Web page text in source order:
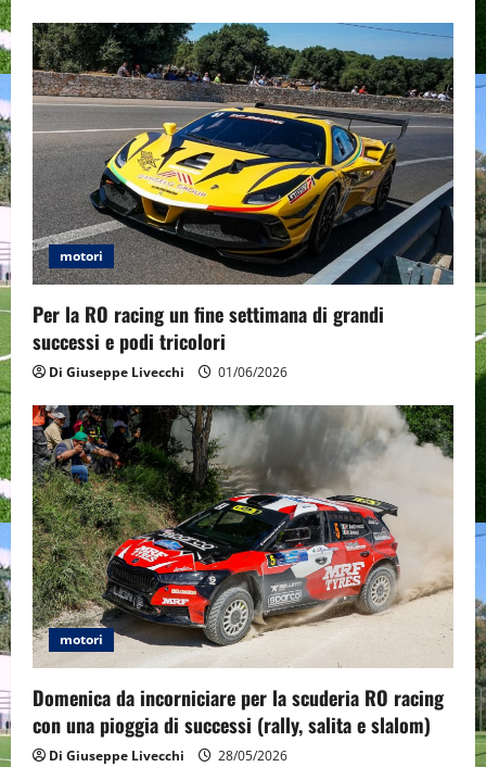
motori
Per la RO racing un fine settimana di grandi
successi e podi tricolori
Di Giuseppe Livecchi 01/06/2026
motori
Domenica da incorniciare per la scuderia RO racing
con una pioggia di successi (rally, salita e slalom)
Di Giuseppe Livecchi 28/05/2026